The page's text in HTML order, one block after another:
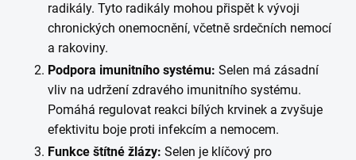
radikály. Tyto radikály mohou přispět k vývoji
chronických onemocnění, včetně srdečních nemocí
a rakoviny.
Podpora imunitního systému: Selen má zásadní
vliv na udržení zdravého imunitního systému.
Pomáhá regulovat reakci bílých krvinek a zvyšuje
efektivitu boje proti infekcím a nemocem.
Funkce štítné žlázy: Selen je klíčový pro